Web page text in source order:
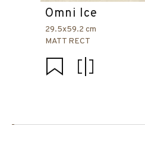
Omni Ice
29.5x59.2 cm
MATT RECT